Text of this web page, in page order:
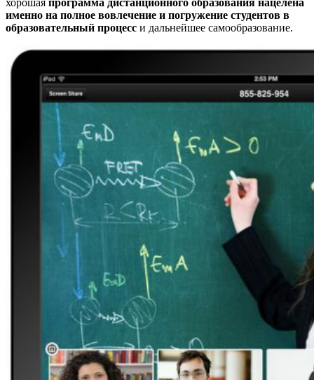
именно на полное вовлечение и погружение студентов в
образовательный процесс и дальнейшее самообразование.